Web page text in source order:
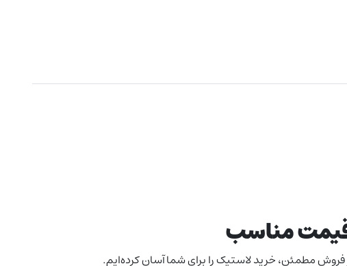
قیمت مناسب
مطمئن، خرید لاستیک را برای شما آسان کرده‌ایم.